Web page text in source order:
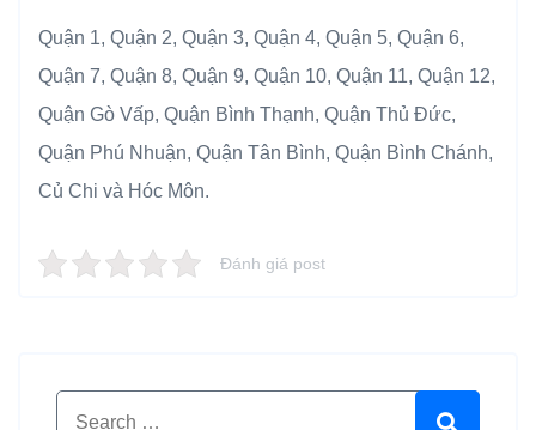
Quận 1, Quận 2, Quận 3, Quận 4, Quận 5, Quận 6,
Quận 7, Quận 8, Quận 9, Quận 10, Quận 11, Quận 12,
Quận Gò Vấp, Quận Bình Thạnh, Quận Thủ Đức,
Quận Phú Nhuận, Quận Tân Bình, Quận Bình Chánh,
Củ Chi và Hóc Môn.
Đánh giá post